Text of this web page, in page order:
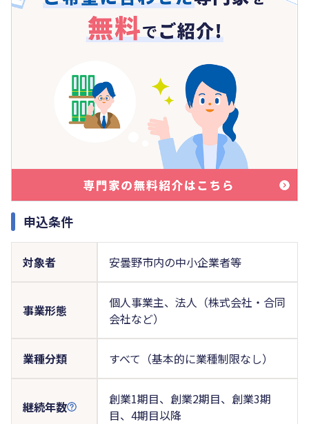
申込条件
対象者 安曇野市内の中小企業者等
事業形態
個人事業主、法人（株式会社・合同
会社など）
業種分類 すべて（基本的に業種制限なし）
継続年数
創業1期目、創業2期目、創業3期
目、4期目以降